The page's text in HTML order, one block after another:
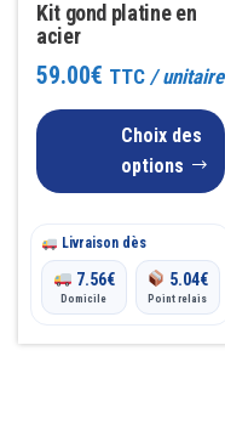
Kit gond platine en
acier
59.00€ TTC / unitaire
Choix des
options
être
choisies
sur
du
Livraison dès
7.56€
Domicile
5.04€
Point relais